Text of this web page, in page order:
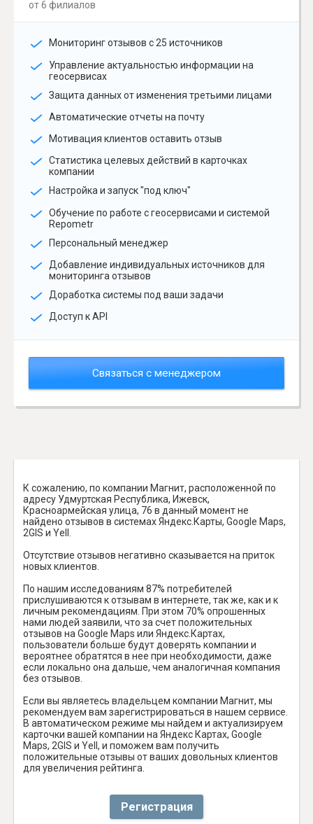
от 6 филиалов
Мониторинг отзывов с 25 источников
Управление актуальностью информации на
геосервисах
Защита данных от изменения третьими лицами
Автоматические отчеты на почту
Мотивация клиентов оставить отзыв
Статистика целевых действий в карточках
компании
Настройка и запуск "под ключ"
Обучение по работе с геосервисами и системой
Repometr
Персональный менеджер
Добавление индивидуальных источников для
мониторинга отзывов
Доработка системы под ваши задачи
Доступ к API
Связаться с менеджером
К сожалению, по компании Магнит, расположенной по
адресу Удмуртская Республика, Ижевск,
Красноармейская улица, 76 в данный момент не
найдено отзывов в системах Яндекс.Карты, Google Maps,
2GIS и Yell.
Отсутствие отзывов негативно сказывается на приток
новых клиентов.
По нашим исследованиям 87% потребителей
прислушиваются к отзывам в интернете, так же, как и к
личным рекомендациям. При этом 70% опрошенных
нами людей заявили, что за счет положительных
отзывов на Google Maps или Яндекс.Картах,
пользователи больше будут доверять компании и
вероятнее обратятся в нее при необходимости, даже
если локально она дальше, чем аналогичная компания
без отзывов.
Если вы являетесь владельцем компании Магнит, мы
рекомендуем вам зарегистрироваться в нашем сервисе.
В автоматическом режиме мы найдем и актуализируем
карточки вашей компании на Яндекс Картах, Google
Maps, 2GIS и Yell, и поможем вам получить
положительные отзывы от ваших довольных клиентов
для увеличения рейтинга.
Регистрация